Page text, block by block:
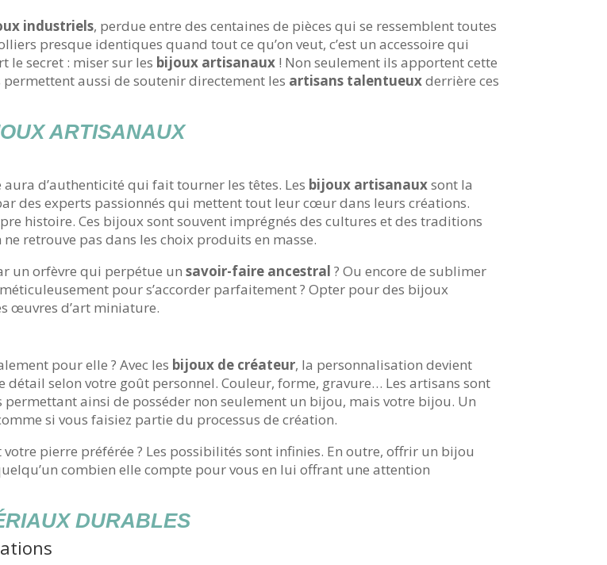
industriels, perdue entre des centaines de pièces qui se ressemblent toutes
presque identiques quand tout ce qu’on veut, c’est un accessoire qui
le secret : miser sur les bijoux artisanaux ! Non seulement ils apportent cette
aussi de soutenir directement les artisans talentueuxderrière ces
ARTISANAUX
d’authenticité qui fait tourner les têtes. Les bijoux artisanauxsont la
des experts passionnés qui mettent tout leur cœur dans leurs créations.
histoire. Ces bijoux sont souvent imprégnés des cultures et des traditions
retrouve pas dans les choix produits en masse.
un orfèvre qui perpétue unsavoir-faire ancestral ? Ou encore de sublimer
pour s’accorder parfaitement ? Opter pour des bijoux
œuvres d’art miniature.
pour elle ? Avec les bijoux de créateur, la personnalisation devient
selon votre goût personnel. Couleur, forme, gravure… Les artisans sont
ainsi de posséder non seulement un bijou, mais votre bijou. Un
si vous faisiez partie du processus de création.
pierre préférée ? Les possibilités sont infinies. En outre, offrir un bijou
combien elle compte pour vous en lui offrant une attention
DURABLES